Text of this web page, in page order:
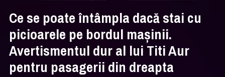
Ce se poate întâmpla dacă stai cu
picioarele pe bordul mașinii.
Avertismentul dur al lui Titi Aur
pentru pasagerii din dreapta